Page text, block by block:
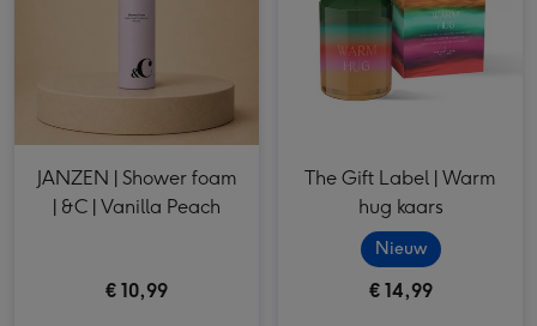
JANZEN | Shower foam
| &C | Vanilla Peach
€ 10,99
The Gift Label | Warm
hug kaars
Nieuw
€ 14,99